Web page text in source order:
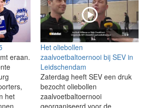
eraan.
het
Het oliebollen
zaalvoetbaltoernooi bij SEV in
Leidschendam
Zaterdag heeft SEV een druk
bezocht oliebollen
zaalvoetbaltoernooi
georganiseerd voor de